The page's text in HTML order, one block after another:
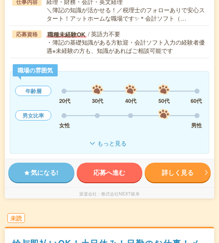
仕事内容
＼簿記の知識が活かせる！／税理士のフォローありで安心ス
タート！アットホームな職場です✨＊会計ソフト（…
応募資格 職種未経験OK / 英語力不要
・簿記の基礎知識がある方歓迎・会計ソフト入力の経験者優
遇※未経験の方も、知識があればご相談可能です
職場の雰囲気
年齢層
20代
30代 40代 50代
60代
男女比率
女性
男性
もっと見る
気になる! 応募へ進む 詳しく見る
派遣会社 株式会社NEXT岐阜
未読